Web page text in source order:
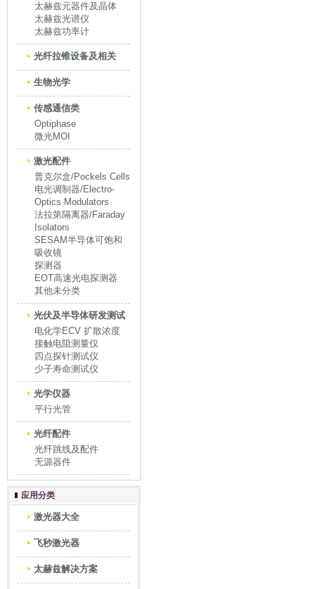
太赫兹元器件及晶体
太赫兹光谱仪
太赫兹功率计
光纤拉锥设备及相关
生物光学
传感通信类
Optiphase
微光MOI
激光配件
普克尔盒/Pockels Cells
电光调制器/Electro-
Optics Modulators
法拉第隔离器/Faraday
Isolators
SESAM半导体可饱和
吸收镜
探测器
EOT高速光电探测器
其他未分类
光伏及半导体研发测试
电化学ECV 扩散浓度
接触电阻测量仪
四点探针测试仪
少子寿命测试仪
光学仪器
平行光管
光纤配件
光纤跳线及配件
无源器件
应用分类
激光器大全
飞秒激光器
太赫兹解决方案